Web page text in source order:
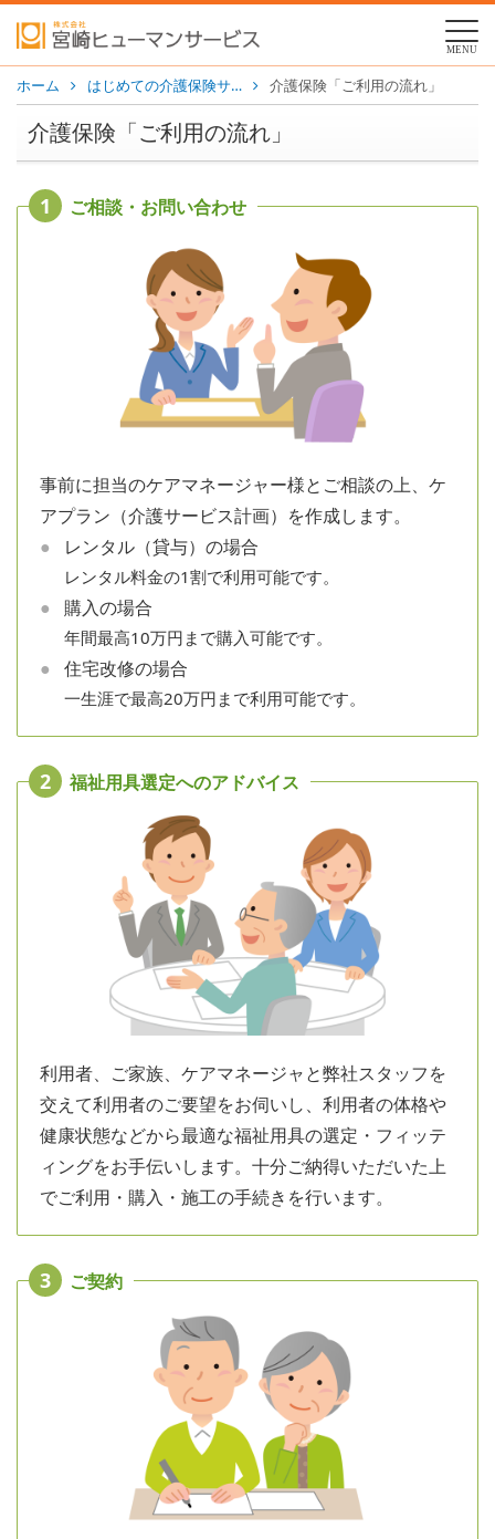
MENU
ホーム はじめての介護保険サ… 介護保険「ご利用の流れ」
介護保険「ご利用の流れ」
1 ご相談・お問い合わせ
事前に担当のケアマネージャー様とご相談の上、ケ
アプラン（介護サービス計画）を作成します。
レンタル（貸与）の場合
レンタル料金の1割で利用可能です。
購入の場合
年間最高10万円まで購入可能です。
住宅改修の場合
一生涯で最高20万円まで利用可能です。
2 福祉用具選定へのアドバイス
利用者、ご家族、ケアマネージャと弊社スタッフを
交えて利用者のご要望をお伺いし、利用者の体格や
健康状態などから最適な福祉用具の選定・フィッテ
ィングをお手伝いします。十分ご納得いただいた上
でご利用・購入・施工の手続きを行います。
3 ご契約